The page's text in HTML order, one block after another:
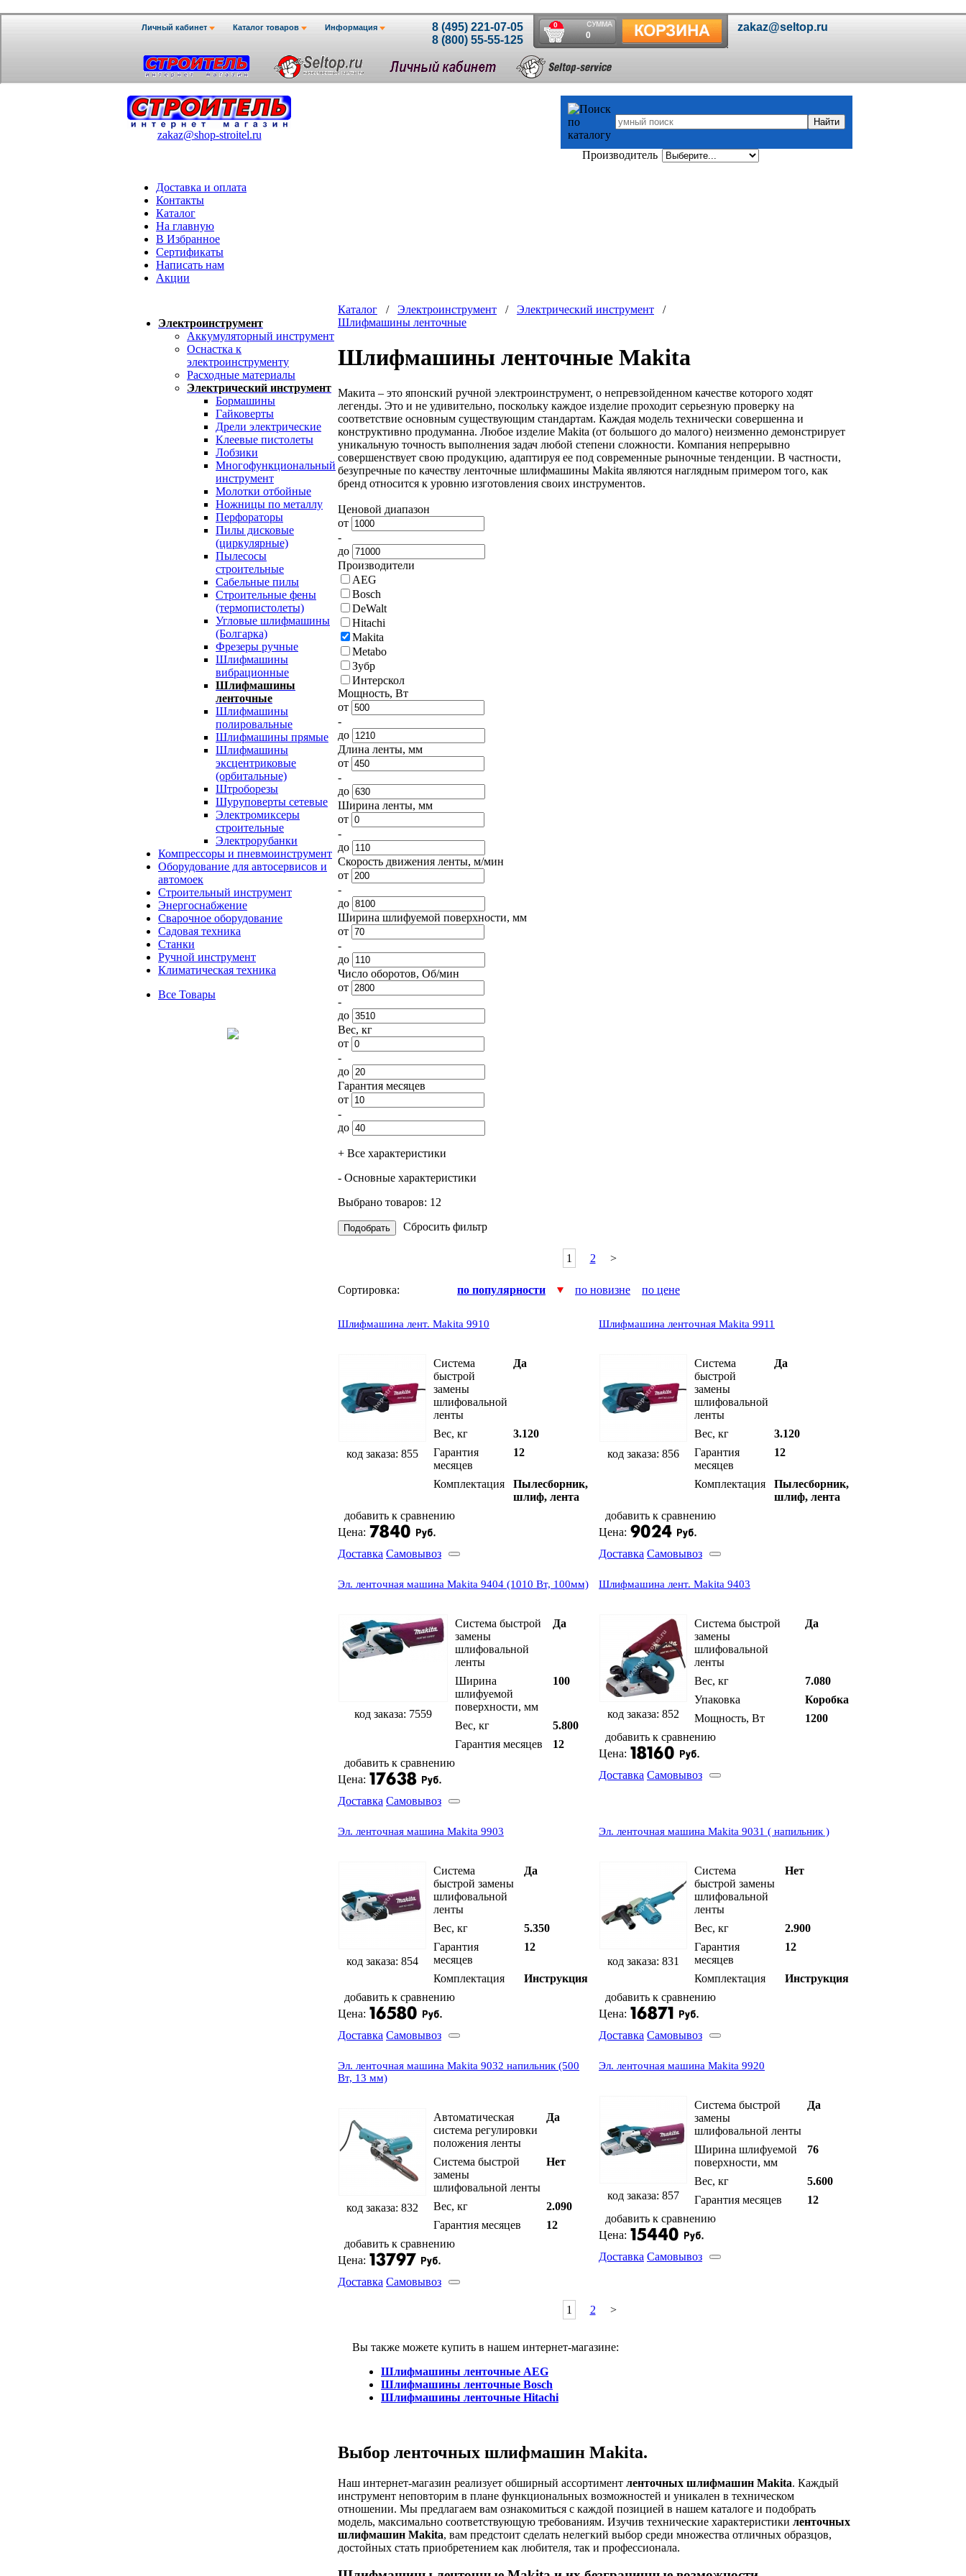
zakaz@shop-stroitel.ru
Производитель
Доставка и оплата
Контакты
Каталог
На главную
В Избранное
Сертификаты
Написать нам
Акции
Электроинструмент
Аккумуляторный инструмент
Оснастка к
электроинструменту
Расходные материалы
Электрический инструмент
Бормашины
Гайковерты
Дрели электрические
Клеевые пистолеты
Лобзики
Многофункциональный
инструмент
Молотки отбойные
Ножницы по металлу
Перфораторы
Пилы дисковые
(циркулярные)
Пылесосы
строительные
Сабельные пилы
Строительные фены
(термопистолеты)
Угловые шлифмашины
(Болгарка)
Фрезеры ручные
Шлифмашины
вибрационные
Шлифмашины
ленточные
Шлифмашины
полировальные
Шлифмашины прямые
Шлифмашины
эксцентриковые
(орбитальные)
Штроборезы
Шуруповерты сетевые
Электромиксеры
строительные
Электрорубанки
Компрессоры и пневмоинструмент
Оборудование для автосервисов и
автомоек
Строительный инструмент
Энергоснабжение
Сварочное оборудование
Садовая техника
Станки
Ручной инструмент
Климатическая техника
Все Товары
Каталог / Электроинструмент / Электрический инструмент /
Шлифмашины ленточные
Шлифмашины ленточные Makita
Макита – это японский ручной электроинструмент, о непревзойденном качестве которого ходят
легенды. Это и не удивительно, поскольку каждое изделие проходит серьезную проверку на
соответствие основным существующим стандартам. Каждая модель технически совершенна и
конструктивно продуманна. Любое изделие Makita (от большого до малого) неизменно демонстрирует
уникальную точность выполнения задач любой степени сложности. Компания непрерывно
совершенствует свою продукцию, адаптируя ее под современные рыночные тенденции. В частности,
безупречные по качеству ленточные шлифмашины Makita являются наглядным примером того, как
бренд относится к уровню изготовления своих инструментов.
Ценовой диапазон
от
-
до
Производители
AEG
Bosch
DeWalt
Hitachi
Makita
Metabo
Зубр
Интерскол
Мощность, Вт
от
-
до
Длина ленты, мм
от
-
до
Ширина ленты, мм
от
-
до
Скорость движения ленты, м/мин
от
-
до
Ширина шлифуемой поверхности, мм
от
-
до
Число оборотов, Об/мин
от
-
до
Вес, кг
от
-
до
Гарантия месяцев
от
-
до
+ Все характеристики
- Основные характеристики
Выбрано товаров: 12
Сбросить фильтр
1 2 >
Сортировка: по популярности по новизне по цене
Шлифмашина лент. Makita 9910
код заказа: 855
Система
быстрой
замены
шлифовальной
ленты
Да
Вес, кг
3.120
Гарантия
месяцев
12
Комплектация
Пылесборник,
шлиф, лента
добавить к сравнению
Цена:
Доставка Самовывоз
Шлифмашина ленточная Makita 9911
код заказа: 856
Система
быстрой
замены
шлифовальной
ленты
Да
Вес, кг
3.120
Гарантия
месяцев
12
Комплектация
Пылесборник,
шлиф, лента
добавить к сравнению
Цена:
Доставка Самовывоз
Эл. ленточная машина Makita 9404 (1010 Вт, 100мм)
код заказа: 7559
Система быстрой
замены
шлифовальной
ленты
Да
Ширина
шлифуемой
поверхности, мм
100
Вес, кг
5.800
Гарантия месяцев
12
добавить к сравнению
Цена:
Доставка Самовывоз
Шлифмашина лент. Makita 9403
код заказа: 852
Система быстрой
замены
шлифовальной
ленты
Да
Вес, кг
7.080
Упаковка
Коробка
Мощность, Вт
1200
добавить к сравнению
Цена:
Доставка Самовывоз
Эл. ленточная машина Makita 9903
код заказа: 854
Система
быстрой замены
шлифовальной
ленты
Да
Вес, кг
5.350
Гарантия
месяцев
12
Комплектация
Инструкция
добавить к сравнению
Цена:
Доставка Самовывоз
Эл. ленточная машина Makita 9031 ( напильник )
код заказа: 831
Система
быстрой замены
шлифовальной
ленты
Нет
Вес, кг
2.900
Гарантия
месяцев
12
Комплектация
Инструкция
добавить к сравнению
Цена:
Доставка Самовывоз
Эл. ленточная машина Makita 9032 напильник (500
Вт, 13 мм)
код заказа: 832
Автоматическая
система регулировки
положения ленты
Да
Система быстрой
замены
шлифовальной ленты
Нет
Вес, кг
2.090
Гарантия месяцев
12
добавить к сравнению
Цена:
Доставка Самовывоз
Эл. ленточная машина Makita 9920
код заказа: 857
Система быстрой
замены
шлифовальной ленты
Да
Ширина шлифуемой
поверхности, мм
76
Вес, кг
5.600
Гарантия месяцев
12
добавить к сравнению
Цена:
Доставка Самовывоз
1 2 >
Вы также можете купить в нашем интернет-магазине:
Шлифмашины ленточные AEG
Шлифмашины ленточные Bosch
Шлифмашины ленточные Hitachi
Выбор ленточных шлифмашин Makita.
Наш интернет-магазин реализует обширный ассортимент ленточных шлифмашин Makita. Каждый
инструмент неповторим в плане функциональных возможностей и уникален в техническом
отношении. Мы предлагаем вам ознакомиться с каждой позицией в нашем каталоге и подобрать
модель, максимально соответствующую требованиям. Изучив технические характеристики ленточных
шлифмашин Makita, вам предстоит сделать нелегкий выбор среди множества отличных образцов,
достойных стать приобретением как любителя, так и профессионала.